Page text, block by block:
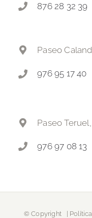
876 28 32 39
Paseo
976 95 17 40
Paseo
976 97 08 13
© Copyright